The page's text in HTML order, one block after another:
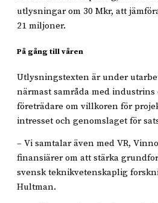
utlysningar om 30 Mkr, att
21 miljoner.
På gång till våren
Utlysningstexten är under
närmast samråda med industrins
företrädare om villkoren för
intresset och genomslaget för
– Vi samtalar även med VR,
finansiärer om att stärka
svensk teknikvetenskaplig
Hultman.